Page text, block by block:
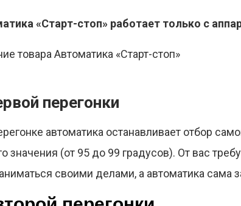
«Старт-стоп» работает только с
перегонки
автоматика останавливает отбор
значения (от 95 до 99 градусов). От вас
своими делами, а автоматика сама